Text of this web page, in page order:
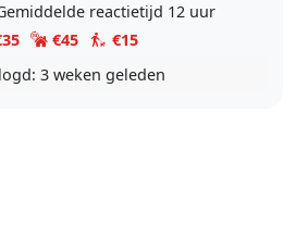
reactietijd 12 uur
€45
€15
3 weken geleden